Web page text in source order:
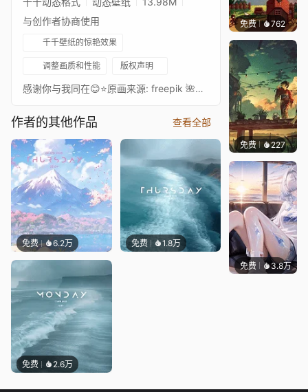
与创作者协商使用
千千壁纸的惊艳效果
调整画质和性能 版权声明
感谢你与我同在😊⭐原画来源: freepik 🌺由AI生成😉如果你喜欢我的作品，我感到非常高兴。如果你愿意，可以表达你的感谢。https://boosty.to/salyutsash/donate
作者的其他作品 查看全部
免费 6.2万 免费 1.8万
免费 2.6万
免费 762鲨鲨啊
免费 227Max
免费 3.8万豆子